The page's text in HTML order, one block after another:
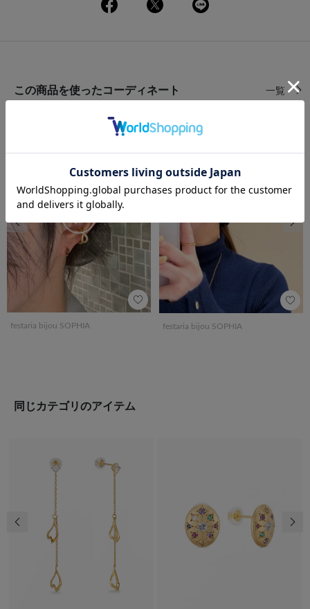
この商品を使ったコーディネート 一覧
festaria bijou SOPHIA festaria bijou SOPHIA
同じカテゴリのアイテム
前の画像